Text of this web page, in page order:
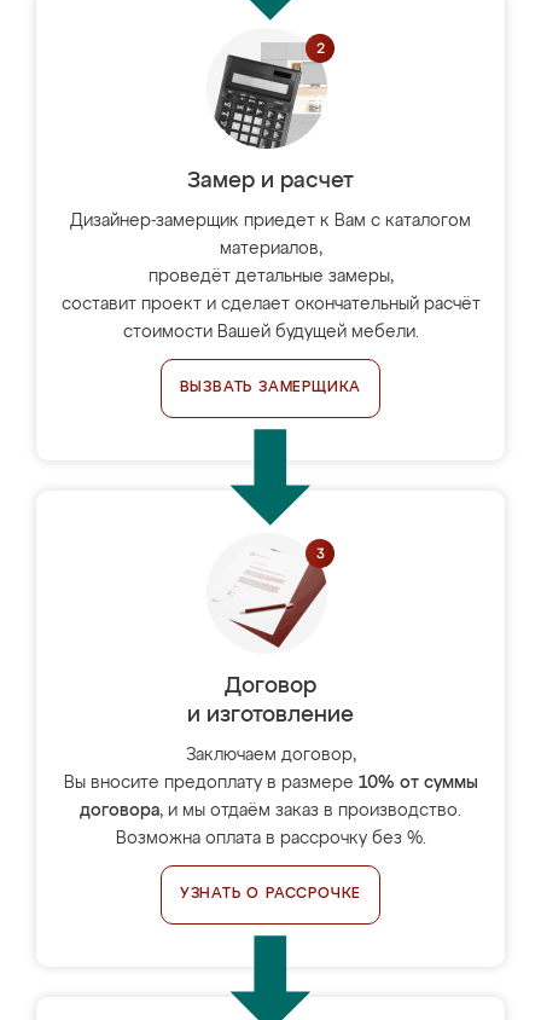
Замер и расчет
Дизайнер-замерщик приедет к Вам с каталогом
материалов,
проведёт детальные замеры,
составит проект и сделает окончательный расчёт
стоимости Вашей будущей мебели.
ВЫЗВАТЬ ЗАМЕРЩИКА
Договор
и изготовление
Заключаем договор,
Вы вносите предоплату в размере 10% от суммы
договора, и мы отдаём заказ в производство.
Возможна оплата в рассрочку без %.
УЗНАТЬ О РАССРОЧКЕ